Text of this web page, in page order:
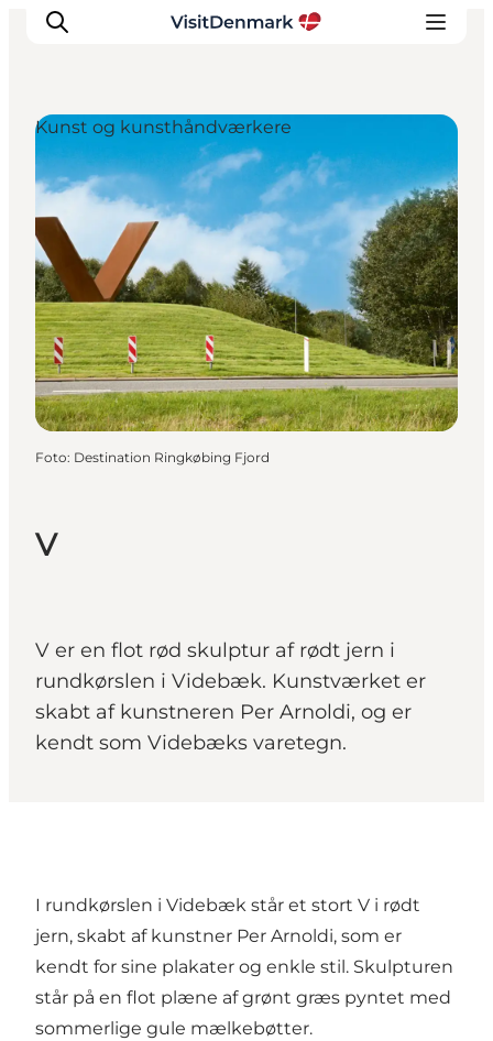
Inspiration
Destinationer
Oplevelser
Overnatning
Planlæg ferien
V
V er en flot rød skulptur af rødt jern i
rundkørslen i Videbæk. Kunstværket er
skabt af kunstneren Per Arnoldi, og er
kendt som Videbæks varetegn.
Kunst og kunsthåndværkere
Foto: Destination Ringkøbing Fjord
I rundkørslen i Videbæk står et stort V i rødt
jern, skabt af kunstner Per Arnoldi, som er
kendt for sine plakater og enkle stil. Skulpturen
står på en flot plæne af grønt græs pyntet med
sommerlige gule mælkebøtter.